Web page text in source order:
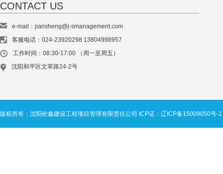
CONTACT US
e-mail：jiansheng@j-smanagement.com
客服电话：024-23920298 13804998957
工作时间：08:30-17:00 （周一至周五）
沈阳和平区文萃路24-2号
版权所有：沈阳砼鑫建设工程项目管理有限责任公司 ICP证：辽ICP备15009050号-1